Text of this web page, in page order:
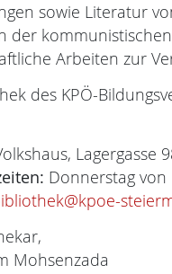
sowie Literatur
der
Arbeiten zur
des KPÖ-
Lagergasse
Donnerstag von
Mohsenzada